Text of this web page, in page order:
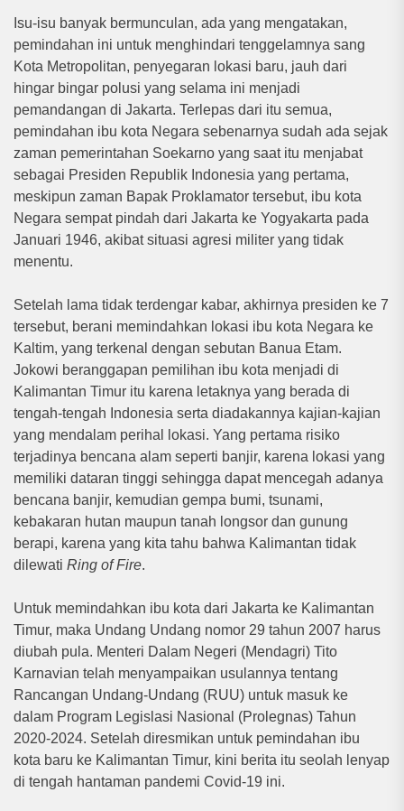
Isu-isu banyak bermunculan, ada yang mengatakan,
pemindahan ini untuk menghindari tenggelamnya sang
Kota Metropolitan, penyegaran lokasi baru, jauh dari
hingar bingar polusi yang selama ini menjadi
pemandangan di Jakarta. Terlepas dari itu semua,
pemindahan ibu kota Negara sebenarnya sudah ada sejak
zaman pemerintahan Soekarno yang saat itu menjabat
sebagai Presiden Republik Indonesia yang pertama,
meskipun zaman Bapak Proklamator tersebut, ibu kota
Negara sempat pindah dari Jakarta ke Yogyakarta pada
Januari 1946, akibat situasi agresi militer yang tidak
menentu.
Setelah lama tidak terdengar kabar, akhirnya presiden ke 7
tersebut, berani memindahkan lokasi ibu kota Negara ke
Kaltim, yang terkenal dengan sebutan Banua Etam.
Jokowi beranggapan pemilihan ibu kota menjadi di
Kalimantan Timur itu karena letaknya yang berada di
tengah-tengah Indonesia serta diadakannya kajian-kajian
yang mendalam perihal lokasi. Yang pertama risiko
terjadinya bencana alam seperti banjir, karena lokasi yang
memiliki dataran tinggi sehingga dapat mencegah adanya
bencana banjir, kemudian gempa bumi, tsunami,
kebakaran hutan maupun tanah longsor dan gunung
berapi, karena yang kita tahu bahwa Kalimantan tidak
dilewati Ring of Fire.
Untuk memindahkan ibu kota dari Jakarta ke Kalimantan
Timur, maka Undang Undang nomor 29 tahun 2007 harus
diubah pula. Menteri Dalam Negeri (Mendagri) Tito
Karnavian telah menyampaikan usulannya tentang
Rancangan Undang-Undang (RUU) untuk masuk ke
dalam Program Legislasi Nasional (Prolegnas) Tahun
2020-2024. Setelah diresmikan untuk pemindahan ibu
kota baru ke Kalimantan Timur, kini berita itu seolah lenyap
di tengah hantaman pandemi Covid-19 ini.